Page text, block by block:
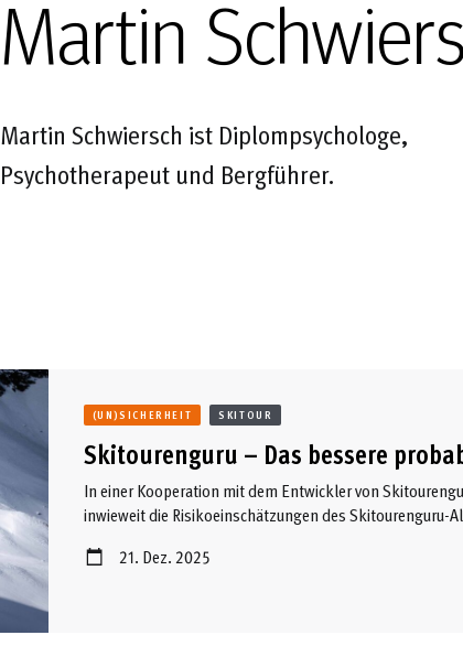
Martin
Martin Schwiersch ist Diplompsychologe,
Psychotherapeut und Bergführer.
(UN)SICHERHEIT SKITOUR
Skitourenguru – Das bessere
In einer Kooperation mit dem Entwickler von
inwieweit die Risikoeinschätzungen des Skitourenguru-
Ziel war es, empirisch zu analysieren, ob beide Tools
21. Dez. 2025